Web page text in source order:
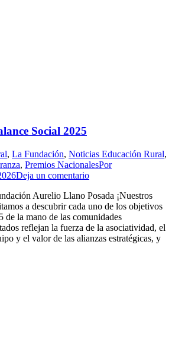
Social 2025
, La Fundación, Noticias Educación Rural,
, Premios NacionalesPor
Deja un comentario
Aurelio Llano Posada ¡Nuestros
a descubrir cada uno de los objetivos
de la mano de las comunidades
reflejan la fuerza de la asociatividad, el
y el valor de las alianzas estratégicas, y